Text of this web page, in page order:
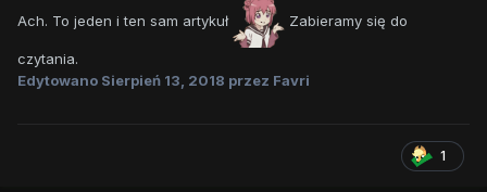
Ach. To jeden i ten sam artykuł Zabieramy się do
czytania.
Edytowano Sierpień 13, 2018 przez Favri
1